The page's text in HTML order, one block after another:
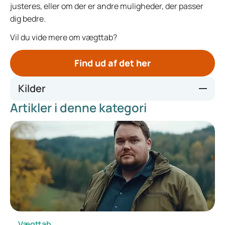
justeres, eller om der er andre muligheder, der passer
dig bedre.
Vil du vide mere om vægttab?
Find ud af det her
Kilder
Weight loss injection preparation - Kingston Hospital
Artikler i denne kategori